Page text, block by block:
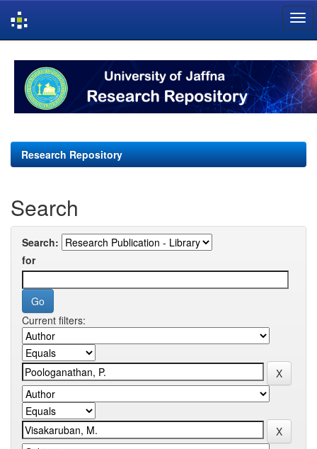
navigation
Research Repository
Search
Search:
for
Current filters: